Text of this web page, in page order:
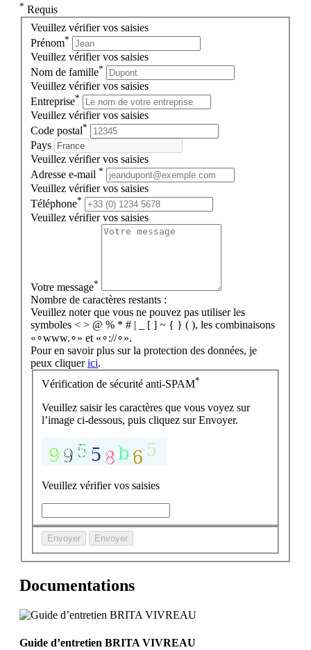
* Requis
Veuillez vérifier vos saisies
Prénom*
Veuillez vérifier vos saisies
Nom de famille*
Veuillez vérifier vos saisies
Entreprise*
Veuillez vérifier vos saisies
Code postal*
Pays
Veuillez vérifier vos saisies
Adresse e-mail *
Veuillez vérifier vos saisies
Téléphone*
Veuillez vérifier vos saisies
Votre message*
Nombre de caractères restants :
Veuillez noter que vous ne pouvez pas utiliser les
symboles < > @ % * # | _ [ ] ~ { } ( ), les combinaisons
«∘www.∘» et «∘://∘».
Pour en savoir plus sur la protection des données, je
peux cliquerici.
Vérification de sécurité anti-SPAM*
Veuillez saisir les caractères que vous voyez sur
l’image ci-dessous, puis cliquez sur Envoyer.
Veuillez vérifier vos saisies
Envoyer Envoyer
Documentations
Guide d’entretien BRITA VIVREAU